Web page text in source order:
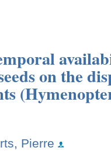
on the
Pierre